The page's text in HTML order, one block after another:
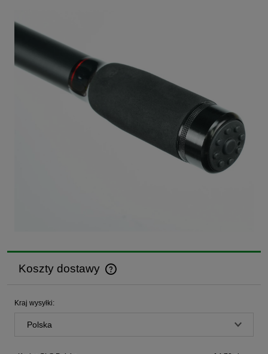
Koszty dostawy
Cena nie zawiera ewentualnych kosztów płatności
Kraj wysyłki: